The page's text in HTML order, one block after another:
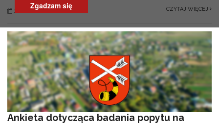
1 czerwca 2026 CZYTAJ WIĘCEJ
Ankieta dotycząca badania popytu na
Zgadzam się